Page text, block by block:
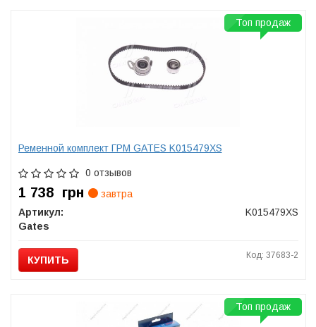
Ременной комплект ГРМ GATES K015479XS
0 отзывов
1 738 грн
завтра
Артикул:
K015479XS
Gates
КУПИТЬ Код: 37683-2
Топ продаж
Топ продаж